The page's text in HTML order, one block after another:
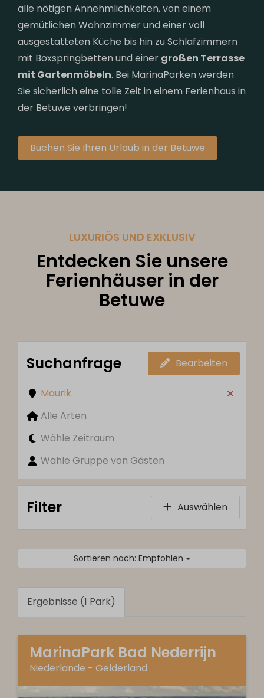
alle nötigen Annehmlichkeiten, von einem
gemütlichen Wohnzimmer und einer voll
ausgestatteten Küche bis hin zu Schlafzimmern
mit Boxspringbetten und einer großen Terrasse
mit Gartenmöbeln. Bei MarinaParken werden
Sie sicherlich eine tolle Zeit in einem Ferienhaus in
der Betuwe verbringen!
Buchen Sie Ihren Urlaub in der Betuwe
LUXURIÖS UND EXKLUSIV
Entdecken Sie unsere
Ferienhäuser in der
Betuwe
Suchanfrage Bearbeiten
Maurik
Alle Arten
Wähle Zeitraum
Wähle Gruppe von Gästen
Filter Auswählen
Sortieren nach: Empfohlen
Ergebnisse (1 Park)
MarinaPark Bad Nederrijn
Niederlande - Gelderland